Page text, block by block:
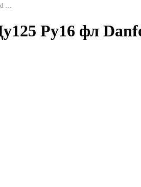
Ру16 фл